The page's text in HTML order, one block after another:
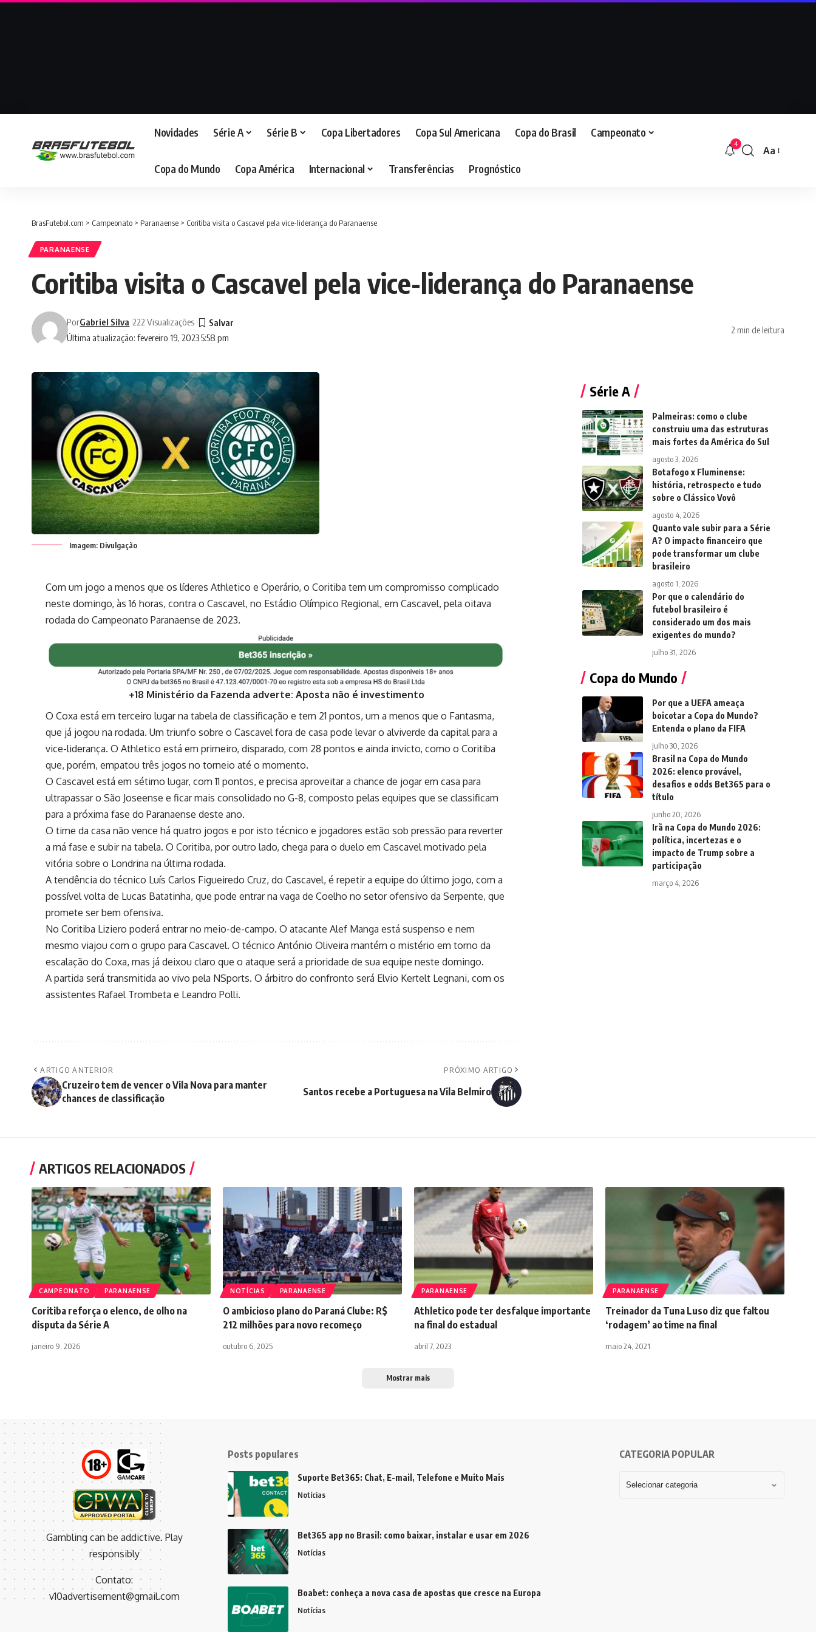
Novidades Série A Série B Copa Libertadores Copa Sul Americana Copa do Brasil Campeonato
Copa do Mundo Copa América Internacional Transferências Prognóstico
4
Aa
BrasFutebol.com > Campeonato > Paranaense > Coritiba visita o Cascavel pela vice-liderança do Paranaense
PARANAENSE
Coritiba visita o Cascavel pela vice-liderança do Paranaense
Última atualização: fevereiro 19, 2023 5:58 pm
PorGabriel Silva 222 Visualizações
2 min de leitura
Imagem: Divulgação
Com um jogo a menos que os líderes Athletico e Operário, o Coritiba tem um compromisso complicado
neste domingo, às 16 horas, contra o Cascavel, no Estádio Olímpico Regional, em Cascavel, pela oitava
rodada do Campeonato Paranaense de 2023.
+18 Ministério da Fazenda adverte: Aposta não é investimento
O Coxa está em terceiro lugar na tabela de classificação e tem 21 pontos, um a menos que o Fantasma,
que já jogou na rodada. Um triunfo sobre o Cascavel fora de casa pode levar o alviverde da capital para a
vice-liderança. O Athletico está em primeiro, disparado, com 28 pontos e ainda invicto, como o Coritiba
que, porém, empatou três jogos no torneio até o momento.
O Cascavel está em sétimo lugar, com 11 pontos, e precisa aproveitar a chance de jogar em casa para
ultrapassar o São Joseense e ficar mais consolidado no G-8, composto pelas equipes que se classificam
para a próxima fase do Paranaense deste ano.
O time da casa não vence há quatro jogos e por isto técnico e jogadores estão sob pressão para reverter
a má fase e subir na tabela. O Coritiba, por outro lado, chega para o duelo em Cascavel motivado pela
vitória sobre o Londrina na última rodada.
A tendência do técnico Luís Carlos Figueiredo Cruz, do Cascavel, é repetir a equipe do último jogo, com a
possível volta de Lucas Batatinha, que pode entrar na vaga de Coelho no setor ofensivo da Serpente, que
promete ser bem ofensiva.
No Coritiba Liziero poderá entrar no meio-de-campo. O atacante Alef Manga está suspenso e nem
mesmo viajou com o grupo para Cascavel. O técnico António Oliveira mantém o mistério em torno da
escalação do Coxa, mas já deixou claro que o ataque será a prioridade de sua equipe neste domingo.
A partida será transmitida ao vivo pela NSports. O árbitro do confronto será Elvio Kertelt Legnani, com os
assistentes Rafael Trombeta e Leandro Polli.
ARTIGO ANTERIOR
Cruzeiro tem de vencer o Vila Nova para manter
chances de classificação
PRÓXIMO ARTIGO
Santos recebe a Portuguesa na Vila Belmiro
Série A
Palmeiras: como o clube
construiu uma das estruturas
mais fortes da América do Sul
agosto 3, 2026
Botafogo x Fluminense:
história, retrospecto e tudo
sobre o Clássico Vovô
agosto 4, 2026
Quanto vale subir para a Série
A? O impacto financeiro que
pode transformar um clube
brasileiro
agosto 1, 2026
Por que o calendário do
futebol brasileiro é
considerado um dos mais
exigentes do mundo?
julho 31, 2026
Copa do Mundo
Por que a UEFA ameaça
boicotar a Copa do Mundo?
Entenda o plano da FIFA
julho 30, 2026
Brasil na Copa do Mundo
2026: elenco provável,
desafios e odds Bet365 para o
título
junho 20, 2026
Irã na Copa do Mundo 2026:
política, incertezas e o
impacto de Trump sobre a
participação
março 4, 2026
ARTIGOS RELACIONADOS
CAMPEONATO PARANAENSE
Coritiba reforça o elenco, de olho na
disputa da Série A
janeiro 9, 2026
NOTÍCIAS PARANAENSE
O ambicioso plano do Paraná Clube: R$
212 milhões para novo recomeço
outubro 6, 2025
PARANAENSE
Athletico pode ter desfalque importante
na final do estadual
abril 7, 2023
PARANAENSE
Treinador da Tuna Luso diz que faltou
‘rodagem’ ao time na final
maio 24, 2021
Mostrar mais
Gambling can be addictive. Play
responsibly
Contato:
v10advertisement@gmail.com
Posts populares
Suporte Bet365: Chat, E-mail, Telefone e Muito Mais
Notícias
Bet365 app no Brasil: como baixar, instalar e usar em 2026
Notícias
Boabet: conheça a nova casa de apostas que cresce na Europa
Notícias
CATEGORIA POPULAR